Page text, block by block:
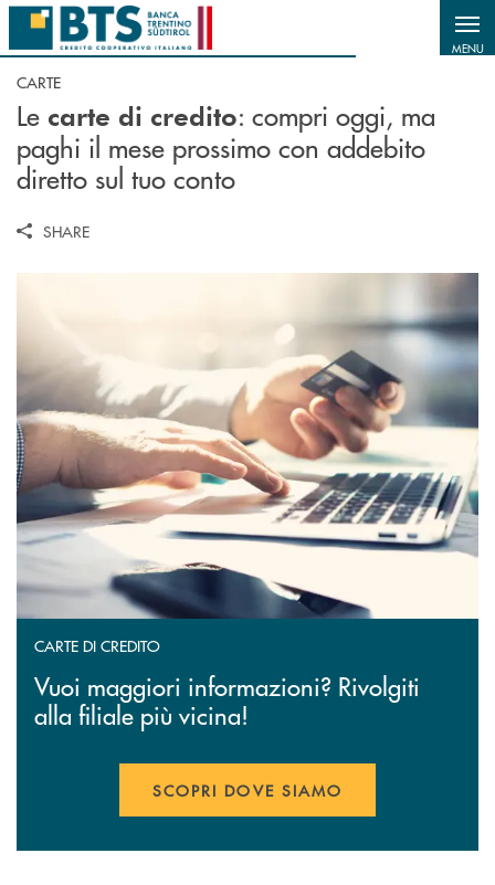
Salta al contenuto principale
MENU
CARTE
Le carte di credito: compri oggi, ma
paghi il mese prossimo con addebito
diretto sul tuo conto
SHARE
CARTE DI CREDITO
Vuoi maggiori informazioni? Rivolgiti
alla filiale più vicina!
SCOPRI DOVE SIAMO